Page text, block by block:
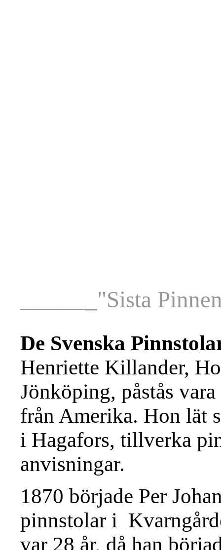
"Sista
De Svenska
Henriette Killander,
Jönköping, påstås
från Amerika. Hon lät
i Hagafors, tillverka
anvisningar.
1870 började Per
pinnstolar i
var 28 år, då han